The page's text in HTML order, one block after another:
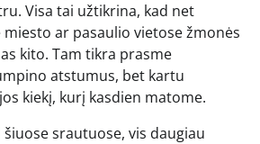
Visa tai užtikrina, kad net
ar pasaulio vietose žmonės
kito. Tam tikra prasme
atstumus, bet kartu
kiekį, kurį kasdien matome.
srautuose, vis daugiau